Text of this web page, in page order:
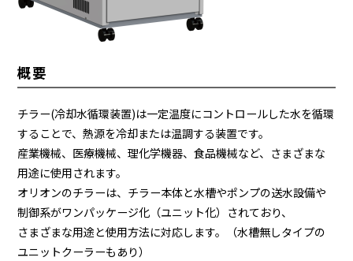
概要
チラー(冷却水循環装置)は一定温度にコントロールした水を循環
することで、熱源を冷却または温調する装置です。
産業機械、医療機械、理化学機器、食品機械など、さまざまな
用途に使用されます。
オリオンのチラーは、チラー本体と水槽やポンプの送水設備や
制御系がワンパッケージ化（ユニット化）されており、
さまざまな用途と使用方法に対応します。（水槽無しタイプの
ユニットクーラーもあり）